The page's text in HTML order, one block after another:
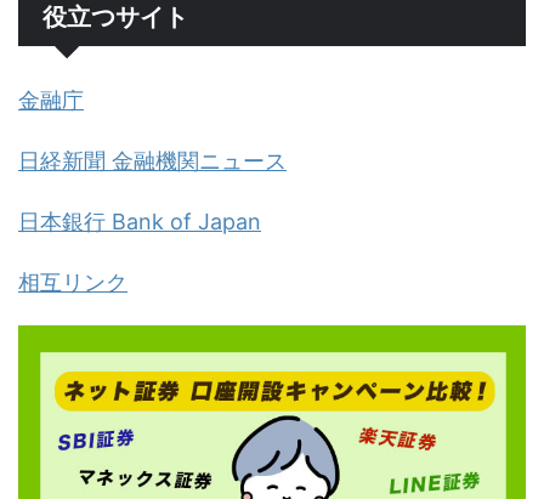
役立つサイト
金融庁
日経新聞 金融機関ニュース
日本銀行 Bank of Japan
相互リンク